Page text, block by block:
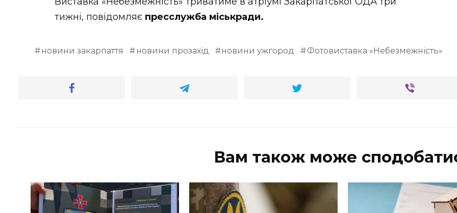
тижні, повідомляє пресслужба міськради.
новини закарпаття новини прозахід новини ужгород Фотовиставка «Небезмежність»
Вам також може